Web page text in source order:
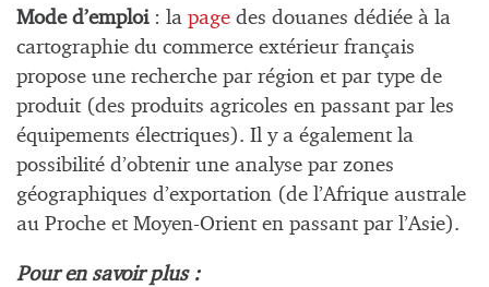
Mode d’emploi: la page des douanes dédiée à la
cartographie du commerce extérieur français
propose une recherche par région et par type de
produit (des produits agricoles en passant par les
équipements électriques). Il y a également la
possibilité d’obtenir une analyse par zones
géographiques d’exportation (de l’Afrique australe
au Proche et Moyen-Orient en passant par l’Asie).
Pour en savoir plus :